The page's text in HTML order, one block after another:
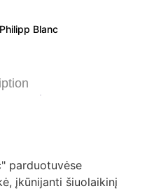
Philipp Blanc
parduotuvėse
įkūnijanti šiuolaikinį